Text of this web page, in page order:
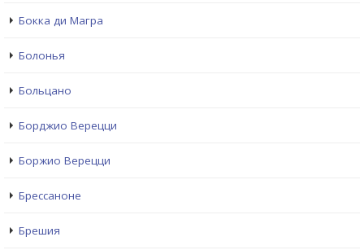
Бокка ди Магра
Болонья
Больцано
Борджио Верецци
Боржио Верецци
Брессаноне
Брешия